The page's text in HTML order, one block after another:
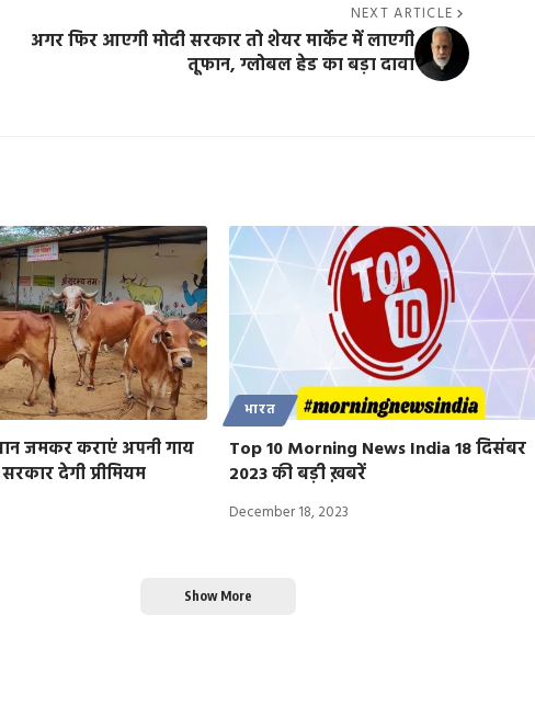
NEXT ARTICLE
अगर फिर आएगी मोदी सरकार तो शेयर मार्केट में लाएगी
तूफान, ग्लोबल हेड का बड़ा दावा
जमकर कराएं अपनी गाय
देगी प्रीमियम
भारत
Top 10 Morning News India 18 दिसंबर
2023 की बड़ी ख़बरें
December 18, 2023
Show More